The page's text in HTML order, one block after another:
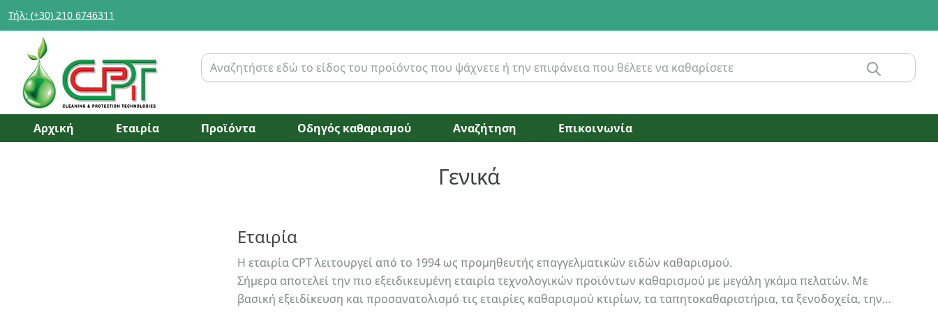
Τήλ: (+30) 210 6746311
Αρχική Εταιρία Προϊόντα Οδηγός καθαρισμού Αναζήτηση Επικοινωνία
Γενικά
Εταιρία
Η εταιρία CPT λειτουργεί από το 1994 ως προμηθευτής επαγγελματικών ειδών καθαρισμού.
Σήμερα αποτελεί την πιο εξειδικευμένη εταιρία τεχνολογικών προϊόντων καθαρισμού με μεγάλη γκάμα πελατών. Με
βασική εξειδίκευση και προσανατολισμό τις εταιρίες καθαρισμού κτιρίων, τα ταπητοκαθαριστήρια, τα ξενοδοχεία, την